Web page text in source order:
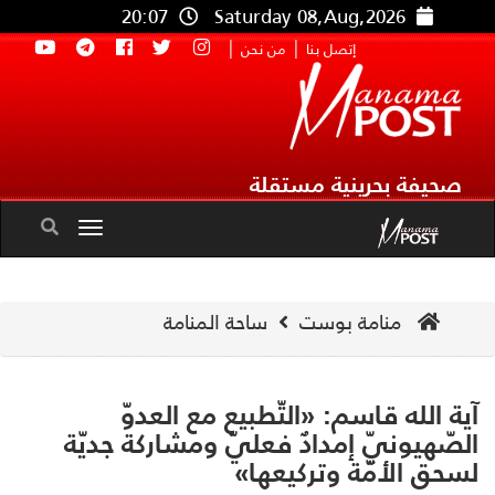
Saturday 08,Aug,2026
20:07
إتصل بنا | من نحن |
صحيفة بحرينية مستقلة
Toggle
navigation
منامة بوست ساحة المنامة
الله قاسم: «التّطبيع مع العدوّ
إمدادٌ فعليّ ومشاركة جديّة
الأمّة وتركيعها»